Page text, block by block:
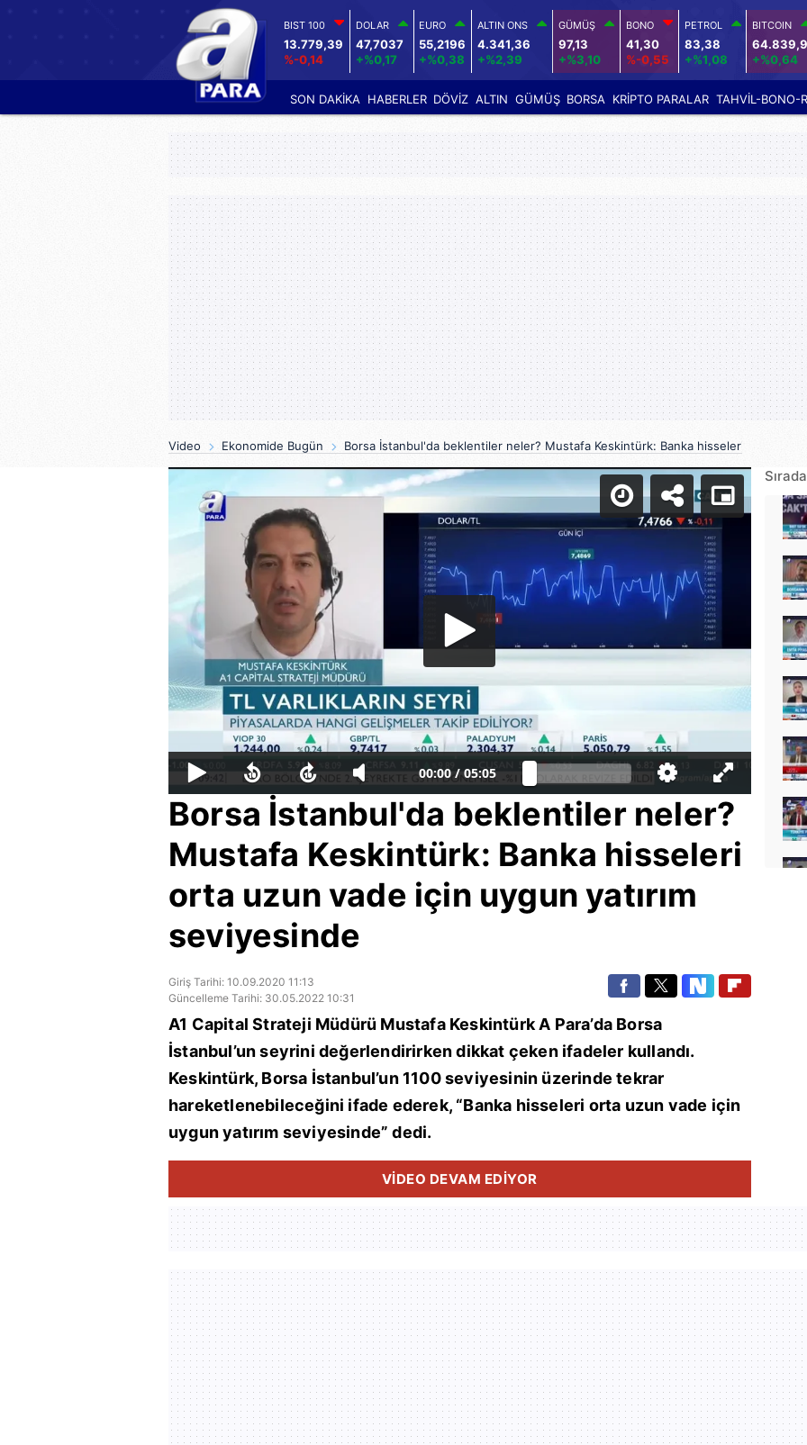
BIST 100
13.779,39
%-0,14
DOLAR
47,7037
+%0,17
EURO
55,2196
+%0,38
ALTIN ONS
4.341,36
+%2,39
GÜMÜŞ
97,13
+%3,10
BONO
41,30
%-0,55
PETROL
83,38
+%1,08
BITCOIN
+%0,64
SON DAKİKA HABERLER DÖVİZ ALTIN GÜMÜŞ BORSA KRİPTO PARALAR TAHVİL-BONO-
Video Ekonomide Bugün Borsa İstanbul'da beklentiler neler? Mustafa Keskintürk: Banka hisseleri orta uzun
00:00 / 05:05
Borsa İstanbul'da beklentiler neler?
Mustafa Keskintürk: Banka hisseleri
orta uzun vade için uygun yatırım
seviyesinde
Giriş Tarihi: 10.09.2020 11:13
Güncelleme Tarihi: 30.05.2022 10:31
A1 Capital Strateji Müdürü Mustafa Keskintürk A Para’da Borsa
İstanbul’un seyrini değerlendirirken dikkat çeken ifadeler kullandı.
Keskintürk, Borsa İstanbul’un 1100 seviyesinin üzerinde tekrar
hareketlenebileceğini ifade ederek, “Banka hisseleri orta uzun vade için
uygun yatırım seviyesinde” dedi.
VİDEO DEVAM EDİYOR